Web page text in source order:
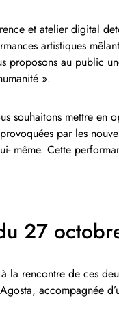
et atelier digital
artistiques
proposons au public
».
souhaitons mettre en
par les
même. Cette
27
la rencontre de ces
accompagnée